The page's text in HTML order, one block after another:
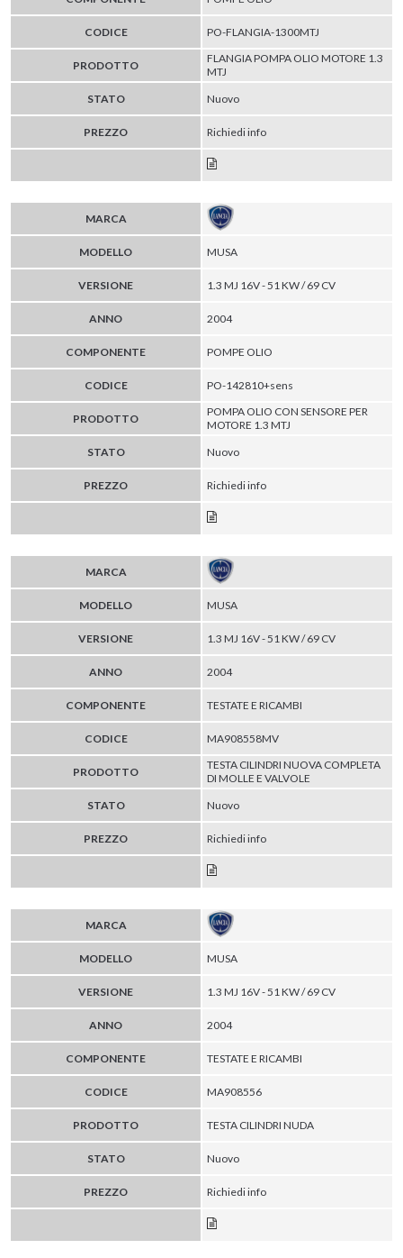
CODICE PO-FLANGIA-1300MTJ
PRODOTTO
FLANGIA POMPA OLIO MOTORE 1.3
MTJ
STATO
Nuovo
PREZZO Richiedi info
MARCA
MODELLO MUSA
VERSIONE 1.3 MJ 16V - 51 KW / 69 CV
ANNO 2004
COMPONENTE POMPE OLIO
CODICE PO-142810+sens
PRODOTTO
POMPA OLIO CON SENSORE PER
MOTORE 1.3 MTJ
STATO
Nuovo
PREZZO Richiedi info
MARCA
MODELLO MUSA
VERSIONE 1.3 MJ 16V - 51 KW / 69 CV
ANNO 2004
COMPONENTE TESTATE E RICAMBI
CODICE MA908558MV
PRODOTTO
TESTA CILINDRI NUOVA COMPLETA
DI MOLLE E VALVOLE
STATO
Nuovo
PREZZO Richiedi info
MARCA
MODELLO MUSA
VERSIONE 1.3 MJ 16V - 51 KW / 69 CV
ANNO 2004
COMPONENTE TESTATE E RICAMBI
CODICE MA908556
PRODOTTO TESTA CILINDRI NUDA
STATO Nuovo
PREZZO Richiedi info